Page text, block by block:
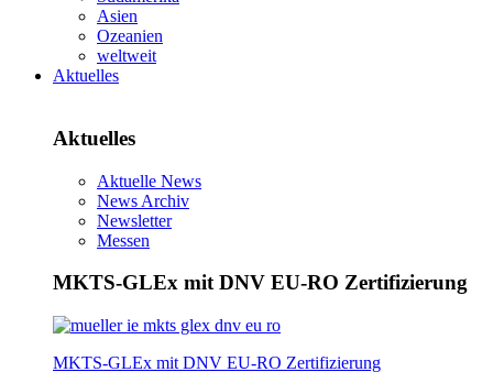
Asien
Ozeanien
weltweit
Aktuelles
Aktuelles
Aktuelle News
News Archiv
Newsletter
Messen
MKTS-GLEx mit DNV EU-RO Zertifizierung
MKTS-GLEx mit DNV EU-RO Zertifizierung